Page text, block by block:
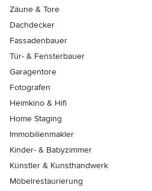
Zäune & Tore
Dachdecker
Fassadenbauer
Tür- & Fensterbauer
Garagentore
Fotografen
Heimkino & Hifi
Home Staging
Immobilienmakler
Kinder- & Babyzimmer
Künstler & Kunsthandwerk
Möbelrestaurierung